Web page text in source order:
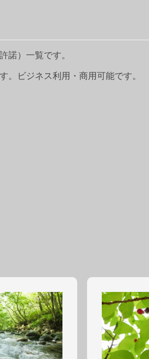
諾）一覧です。
。ビジネス利用・商用可能です。